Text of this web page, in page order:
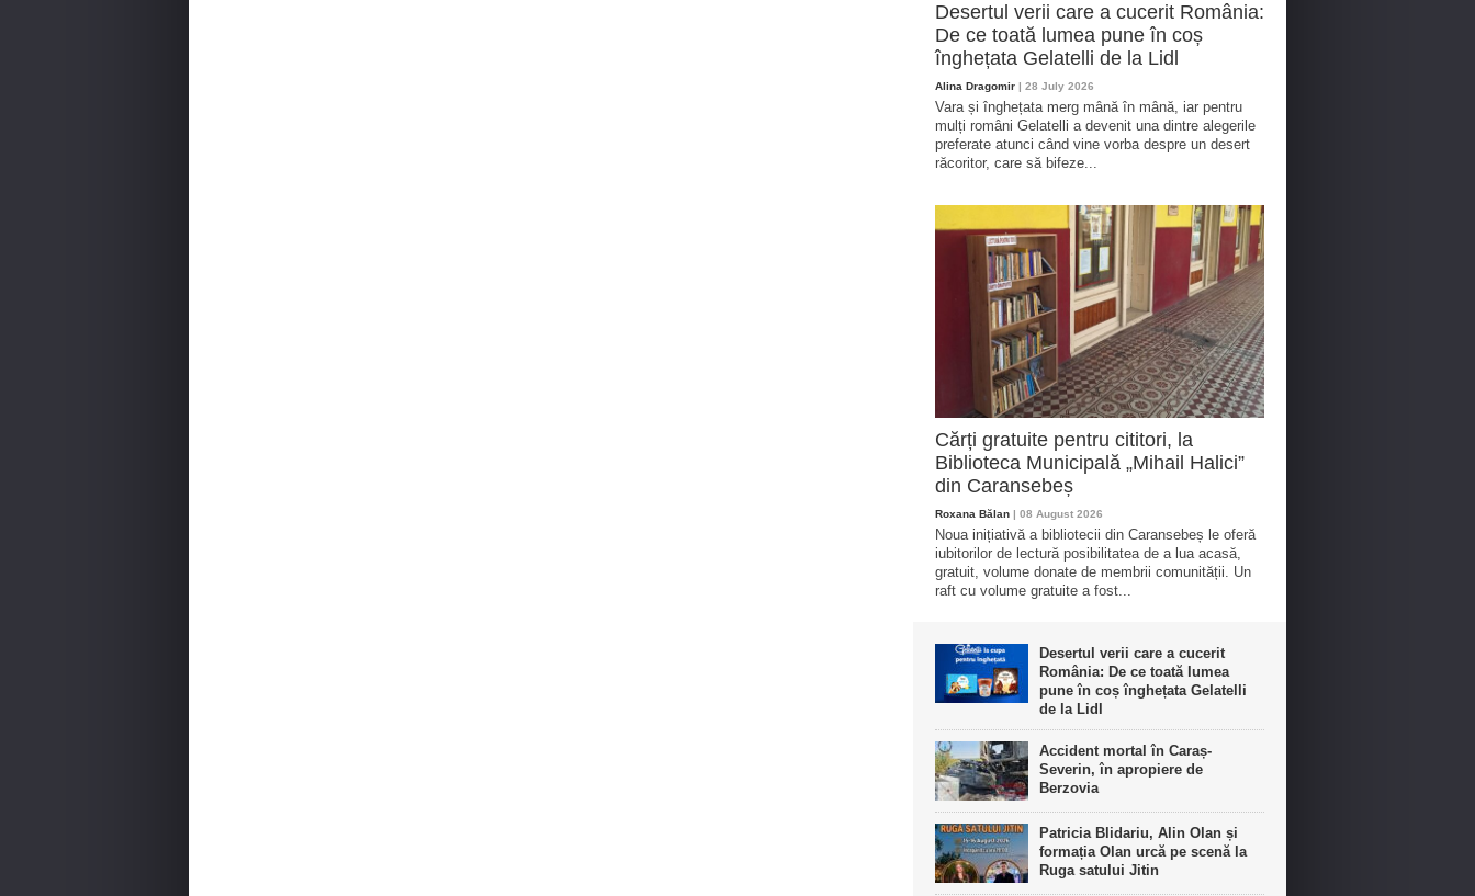
Desertul verii care a cucerit România:
De ce toată lumea pune în coș
înghețata Gelatelli de la Lidl
Alina Dragomir | 28 July 2026
Vara și înghețata merg mână în mână, iar pentru
mulți români Gelatelli a devenit una dintre alegerile
preferate atunci când vine vorba despre un desert
răcoritor, care să bifeze...
Cărți gratuite pentru cititori, la
Biblioteca Municipală „Mihail Halici”
din Caransebeș
Roxana Bălan | 08 August 2026
Noua inițiativă a bibliotecii din Caransebeș le oferă
iubitorilor de lectură posibilitatea de a lua acasă,
gratuit, volume donate de membrii comunității. Un
raft cu volume gratuite a fost...
Desertul verii care a cucerit
România: De ce toată lumea
pune în coș înghețata Gelatelli
de la Lidl
Accident mortal în Caraș-
Severin, în apropiere de
Berzovia
Patricia Blidariu, Alin Olan și
formația Olan urcă pe scenă la
Ruga satului Jitin